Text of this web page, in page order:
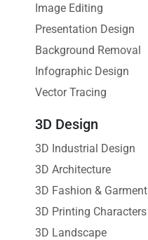
Image Editing
Presentation Design
Background Removal
Infographic Design
Vector Tracing
3D Design
3D Industrial Design
3D Architecture
3D Fashion & Garment
3D Printing Characters
3D Landscape